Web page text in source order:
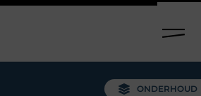
ONDERHOUD